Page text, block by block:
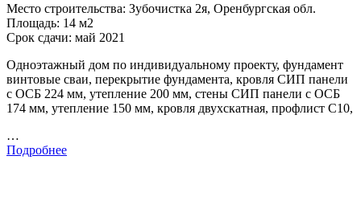
Место строительства: Зубочистка 2я, Оренбургская обл.
Площадь: 14 м2
Срок сдачи: май 2021
Одноэтажный дом по индивидуальному проекту, фундамент
винтовые сваи, перекрытие фундамента, кровля СИП панели
с ОСБ 224 мм, утепление 200 мм, стены СИП панели с ОСБ
174 мм, утепление 150 мм, кровля двухскатная, профлист С10,
…
Подробнее